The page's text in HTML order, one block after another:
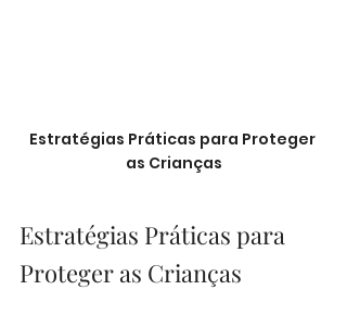
Estratégias Práticas para Proteger
as Crianças
Estratégias Práticas para
Proteger as Crianças